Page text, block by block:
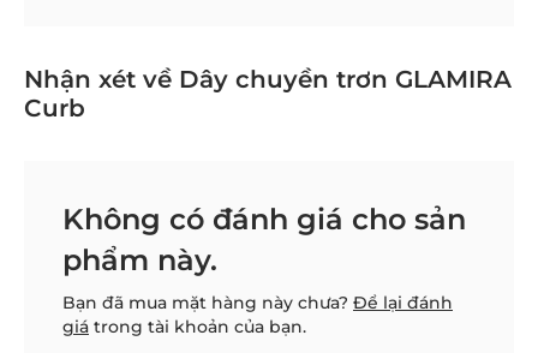
Nhận xét về Dây chuyền trơn GLAMIRA
Curb
Không có đánh giá cho sản
phẩm này.
Bạn đã mua mặt hàng này chưa? Để lại đánh
giá trong tài khoản của bạn.